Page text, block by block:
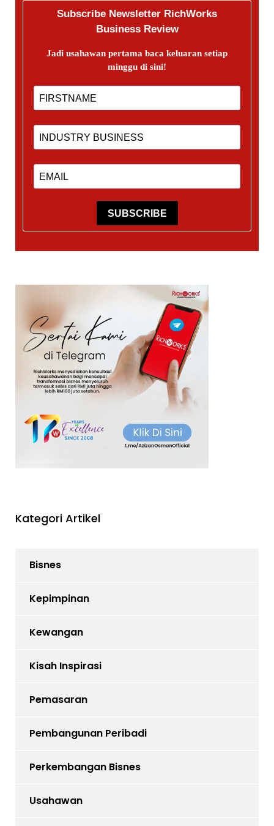
Subscribe Newsletter RichWorks
Business Review
Jadi usahawan pertama baca keluaran setiap
minggu di sini!
SUBSCRIBE
Kategori Artikel
Bisnes
Kepimpinan
Kewangan
Kisah Inspirasi
Pemasaran
Pembangunan Peribadi
Perkembangan Bisnes
Usahawan